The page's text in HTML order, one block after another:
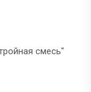
смесь"